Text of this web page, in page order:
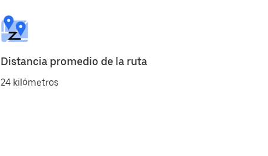
Distancia promedio de la ruta
24 kilómetros